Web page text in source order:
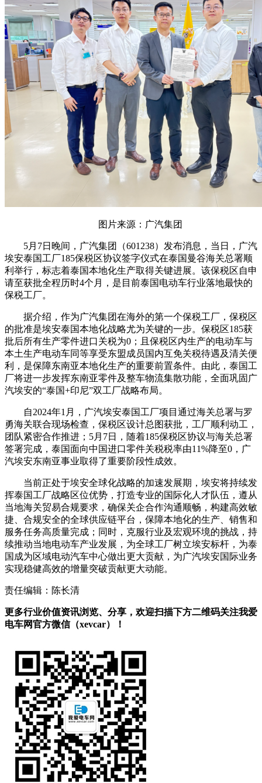
图片来源：广汽集团
5月7日晚间，广汽集团（601238）发布消息，当日，广汽
埃安泰国工厂185保税区协议签字仪式在泰国曼谷海关总署顺
利举行，标志着泰国本地化生产取得关键进展。该保税区自申
请至获批全程历时4个月，是目前泰国电动车行业落地最快的
保税工厂。
据介绍，作为广汽集团在海外的第一个保税工厂，保税区
的批准是埃安泰国本地化战略尤为关键的一步。保税区185获
批后所有生产零件进口关税为0；且保税区内生产的电动车与
本土生产电动车同等享受东盟成员国内互免关税待遇及清关便
利，是保障东南亚本地化生产的重要前置条件。由此，泰国工
厂将进一步发挥东南亚零件及整车物流集散功能，全面巩固广
汽埃安的“泰国+印尼”双工厂战略布局。
自2024年1月，广汽埃安泰国工厂项目通过海关总署与罗
勇海关联合现场检查，保税区设计总图获批，工厂顺利动工，
团队紧密合作推进；5月7日，随着185保税区协议与海关总署
签署完成，泰国面向中国进口零件关税税率由11%降至0，广
汽埃安东南亚事业取得了重要阶段性成效。
当前正处于埃安全球化战略的加速发展期，埃安将持续发
挥泰国工厂战略区位优势，打造专业的国际化人才队伍，遵从
当地海关贸易合规要求，确保关企合作沟通顺畅，构建高效敏
捷、合规安全的全球供应链平台，保障本地化的生产、销售和
服务任务高质量完成；同时，克服行业及宏观环境的挑战，持
续推动当地电动车产业发展，为全球工厂树立埃安标杆，为泰
国成为区域电动汽车中心做出更大贡献，为广汽埃安国际业务
实现稳健高效的增量突破贡献更大动能。
责任编辑：陈长清
更多行业价值资讯浏览、分享，欢迎扫描下方二维码关注我爱
电车网官方微信（xevcar）！